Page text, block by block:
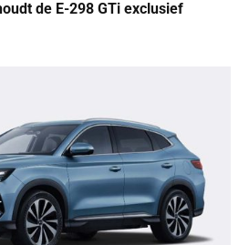
de E-298 GTi exclusief